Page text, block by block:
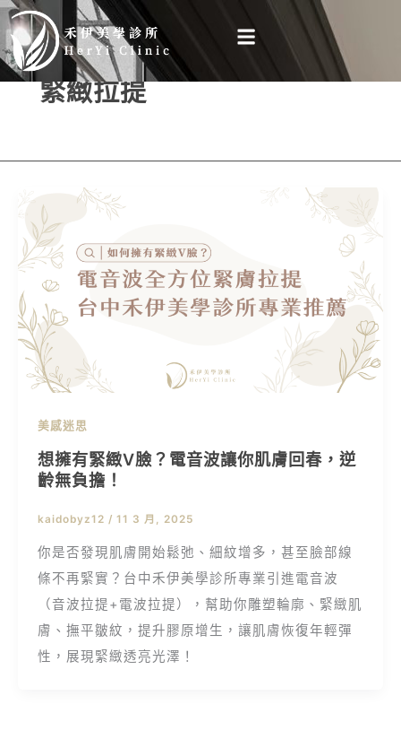
跳
至
主
緊緻拉提
美感迷思
想擁有緊緻V臉？電音波讓你肌膚回春，逆
齡無負擔！
kaidobyz12 / 11 3 月, 2025
你是否發現肌膚開始鬆弛、細紋增多，甚至臉部線
條不再緊實？台中禾伊美學診所專業引進電音波
（音波拉提+電波拉提），幫助你雕塑輪廓、緊緻肌
膚、撫平皺紋，提升膠原增生，讓肌膚恢復年輕彈
性，展現緊緻透亮光澤！